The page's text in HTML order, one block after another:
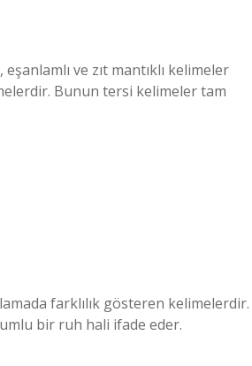
ve zıt mantıklı kelimeler
Bunun tersi kelimeler tam
farklılık gösteren kelimelerdir.
bir ruh hali ifade eder.